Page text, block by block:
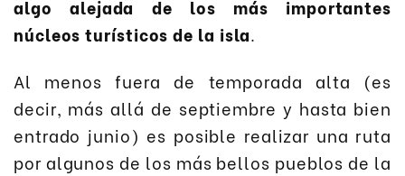
algo alejada de los más importantes
núcleos turísticos de la isla.
Al menos fuera de temporada alta (es
decir, más allá de septiembre y hasta bien
entrado junio) es posible realizar una ruta
por algunos de los más bellos pueblos de la